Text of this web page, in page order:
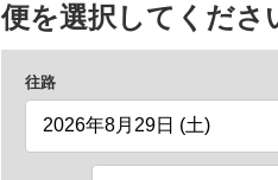
便を選択してくださ
往路